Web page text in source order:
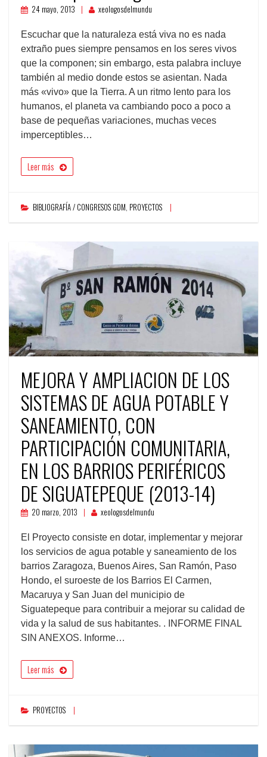
24 mayo, 2013 xeologosdelmundu
Escuchar que la naturaleza está viva no es nada
extraño pues siempre pensamos en los seres vivos
que la componen; sin embargo, esta palabra incluye
también al medio donde estos se asientan. Nada
más «vivo» que la Tierra. A un ritmo lento para los
humanos, el planeta va cambiando poco a poco a
base de pequeñas variaciones, muchas veces
imperceptibles…
Leer más
BIBLIOGRAFÍA / CONGRESOS GDM, PROYECTOS
MEJORA Y AMPLIACION DE LOS
SISTEMAS DE AGUA POTABLE Y
SANEAMIENTO, CON
PARTICIPACIÓN COMUNITARIA,
EN LOS BARRIOS PERIFÉRICOS
DE SIGUATEPEQUE (2013-14)
20 marzo, 2013 xeologosdelmundu
El Proyecto consiste en dotar, implementar y mejorar
los servicios de agua potable y saneamiento de los
barrios Zaragoza, Buenos Aires, San Ramón, Paso
Hondo, el suroeste de los Barrios El Carmen,
Macaruya y San Juan del municipio de
Siguatepeque para contribuir a mejorar su calidad de
vida y la salud de sus habitantes. . INFORME FINAL
SIN ANEXOS. Informe…
Leer más
PROYECTOS